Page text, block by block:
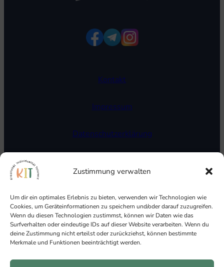
Zustimmung verwalten
Um dir ein optimales Erlebnis zu bieten, verwenden wir Technologien wie
Cookies, um Geräteinformationen zu speichern und/oder darauf zuzugreifen.
Wenn du diesen Technologien zustimmst, können wir Daten wie das
Surfverhalten oder eindeutige IDs auf dieser Website verarbeiten. Wenn du
deine Zustimmung nicht erteilst oder zurückziehst, können bestimmte
Merkmale und Funktionen beeinträchtigt werden.
Kontakt
Impressum
Datenschutzerklärung